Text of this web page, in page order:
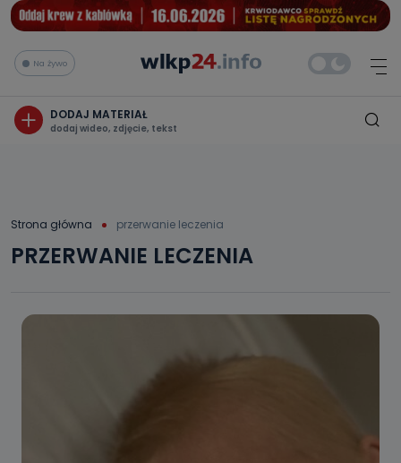
Na żywo
DODAJ MATERIAŁ
dodaj wideo, zdjęcie, tekst
Strona główna przerwanie leczenia
PRZERWANIE LECZENIA